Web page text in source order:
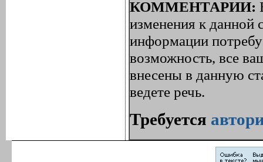
КОММЕНТАРИИ:
изменения к данной
информации
возможность, все
внесены в данную
ведете речь.
Требуется